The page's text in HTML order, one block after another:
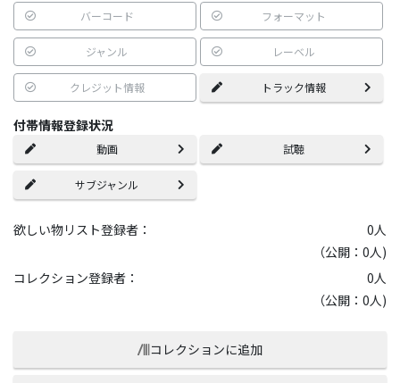
バーコード フォーマット
ジャンル レーベル
クレジット情報 トラック情報
付帯情報登録状況
動画 試聴
サブジャンル
欲しい物リスト登録者： 0人
（公開：0人)
コレクション登録者：
0人
（公開：0人)
コレクションに追加